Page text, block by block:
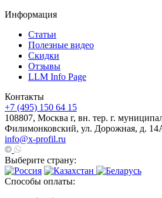
Информация
Статьи
Полезные видео
Скидки
Отзывы
LLM Info Page
Контакты
+7 (495) 150 64 15
108807, Москва г, вн. тер. г.
Филимонковский, ул. Дорожная, д.
info@x-profil.ru
Выберите страну:
Способы оплаты: